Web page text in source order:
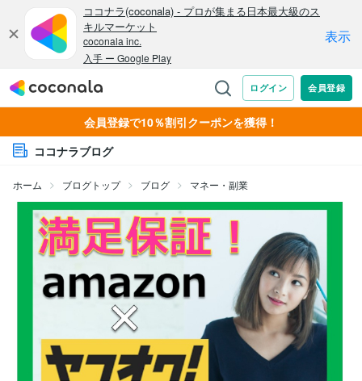
会員登録で10％割引クーポンを獲得！
ココナラブログ
ホーム ブログトップ ブログ マネー・副業